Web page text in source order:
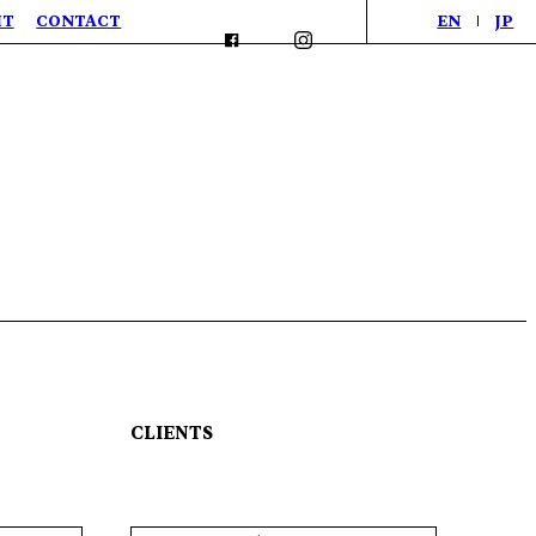
CONTACT EN JP
CLIENTS